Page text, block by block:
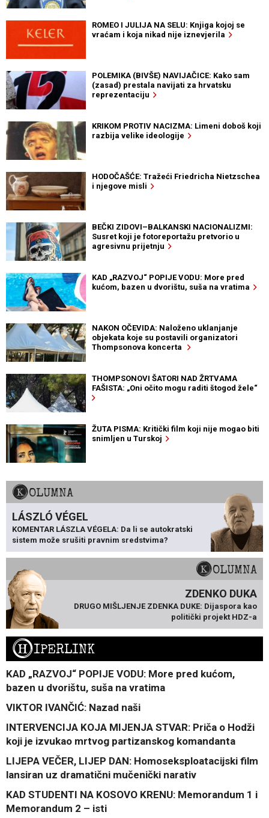
ROMEO I JULIJA NA SELU: Knjiga kojoj se
vraćam i koja nikad nije iznevjerila
POLEMIKA (BIVŠE) NAVIJAČICE: Kako sam
(zasad) prestala navijati za hrvatsku
reprezentaciju
KRIKOM PROTIV NACIZMA: Limeni doboš koji
razbija velike ideologije
HODOČAŠĆE: Tražeći Friedricha Nietzschea
i njegove misli
BEČKI ZIDOVI–BALKANSKI NACIONALIZMI:
Susret koji je fotoreportažu pretvorio u
agresivnu prijetnju
KAD „RAZVOJ“ POPIJE VODU: More pred
kućom, bazen u dvorištu, suša na vratima
NAKON OČEVIDA: Naloženo uklanjanje
objekata koje su postavili organizatori
Thompsonova koncerta
THOMPSONOVI ŠATORI NAD ŽRTVAMA
FAŠISTA: „Oni očito mogu raditi štogod žele“
ŽUTA PISMA: Kritički film koji nije mogao biti
snimljen u Turskoj
KOLUMNA
LÁSZLÓ VÉGEL
KOMENTAR LÁSZLA VÉGELA: Da li se autokratski
sistem može srušiti pravnim sredstvima?
KOLUMNA
ZDENKO DUKA
DRUGO MIŠLJENJE ZDENKA DUKE: Dijaspora kao
politički projekt HDZ-a
HIPERLINK
KAD „RAZVOJ“ POPIJE VODU: More pred kućom,
bazen u dvorištu, suša na vratima
VIKTOR IVANČIĆ: Nazad naši
INTERVENCIJA KOJA MIJENJA STVAR: Priča o Hodži
koji je izvukao mrtvog partizanskog komandanta
LIJEPA VEČER, LIJEP DAN: Homoseksploatacijski film
lansiran uz dramatični mučenički narativ
KAD STUDENTI NA KOSOVO KRENU: Memorandum 1 i
Memorandum 2 – isti